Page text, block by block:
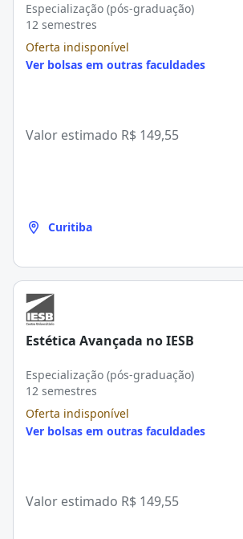
Especialização (pós-graduação)
12 semestres
Oferta indisponível
Ver bolsas em outras faculdades
Valor estimado R$ 149,55
Curitiba
Estética Avançada no IESB
Especialização (pós-graduação)
12 semestres
Oferta indisponível
Ver bolsas em outras faculdades
Valor estimado R$ 149,55